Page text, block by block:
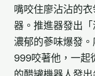
嘴咬住廖沾沾的
器。推進器發出
濃郁的蔘味爆發
999咬著他，一起